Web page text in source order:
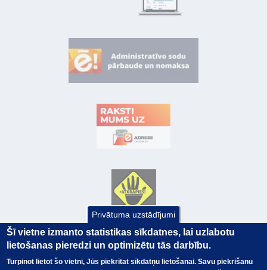
Privātuma uzstādījumi
Šī vietne izmanto statistikas sīkdatnes, lai uzlabotu
lietošanas pieredzi un optimizētu tās darbību.
Turpinot lietot šo vietni, Jūs piekrītat sīkdatņu lietošanai. Savu piekrišanu